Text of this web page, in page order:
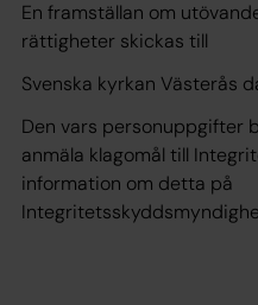
En framställan om
rättigheter skickas till
Svenska kyrkan Västerås
Den vars personuppgifter
anmäla klagomål till
information om detta på